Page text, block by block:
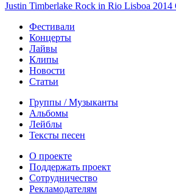
Justin Timberlake Rock in Rio Lisboa
Фестивали
Концерты
Лайвы
Клипы
Новости
Статьи
Группы / Музыканты
Альбомы
Лейблы
Тексты песен
О проекте
Поддержать проект
Сотрудничество
Рекламодателям